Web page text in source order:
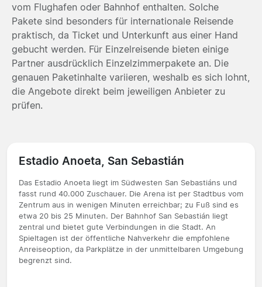
vom Flughafen oder Bahnhof enthalten. Solche
Pakete sind besonders für internationale Reisende
praktisch, da Ticket und Unterkunft aus einer Hand
gebucht werden. Für Einzelreisende bieten einige
Partner ausdrücklich Einzelzimmerpakete an. Die
genauen Paketinhalte variieren, weshalb es sich lohnt,
die Angebote direkt beim jeweiligen Anbieter zu
prüfen.
Estadio Anoeta, San Sebastián
Das Estadio Anoeta liegt im Südwesten San Sebastiáns und
fasst rund 40.000 Zuschauer. Die Arena ist per Stadtbus vom
Zentrum aus in wenigen Minuten erreichbar; zu Fuß sind es
etwa 20 bis 25 Minuten. Der Bahnhof San Sebastián liegt
zentral und bietet gute Verbindungen in die Stadt. An
Spieltagen ist der öffentliche Nahverkehr die empfohlene
Anreiseoption, da Parkplätze in der unmittelbaren Umgebung
begrenzt sind.